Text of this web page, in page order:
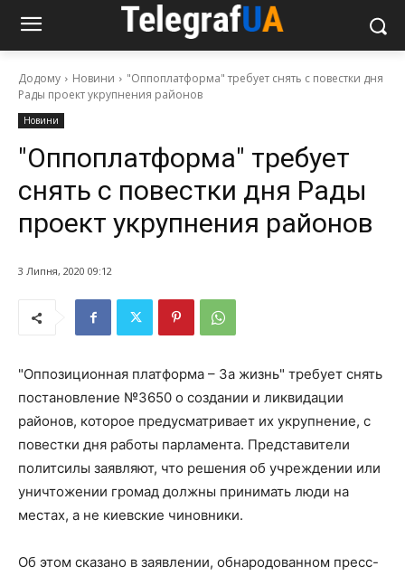
Додому Новини
"Оппоплатформа" требует снять с повестки дня
Рады проект укрупнения районов
Новини
"Оппоплатформа" требует
снять с повестки дня Рады
проект укрупнения районов
3 Липня, 2020 09:12
"Оппозиционная платформа – За жизнь" требует снять
постановление №3650 о создании и ликвидации
районов, которое предусматривает их укрупнение, с
повестки дня работы парламента. Представители
политсилы заявляют, что решения об учреждении или
уничтожении громад должны принимать люди на
местах, а не киевские чиновники.
Об этом сказано в заявлении, обнародованном пресс-